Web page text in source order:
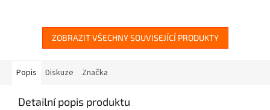
ZOBRAZIT VŠECHNY SOUVISEJÍCÍ PRODUKTY
Popis Diskuze Značka
Detailní popis produktu